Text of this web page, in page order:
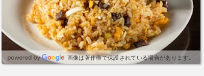
画像は著作権で保護されている場合があります。